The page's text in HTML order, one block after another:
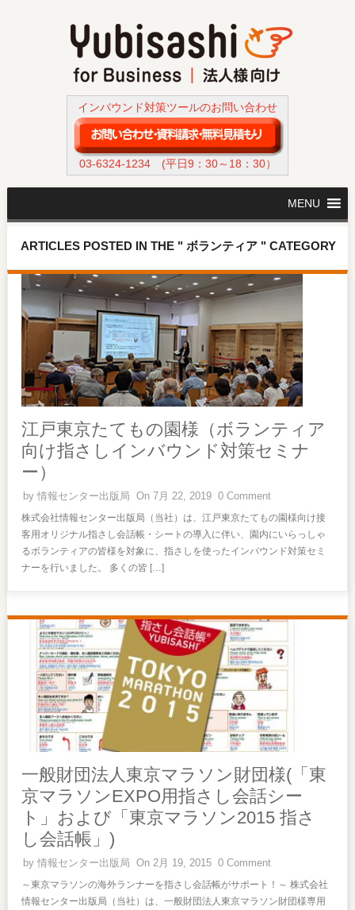
インバウンド対策ツールのお問い合わせ
03-6324-1234(平日9：30～18：30）
MENU
ARTICLES POSTED IN THE " ボランティア " CATEGORY
江戸東京たてもの園様（ボランティア
向け指さしインバウンド対策セミナ
ー）
by情報センター出版局 On 7月 22, 2019 0 Comment
株式会社情報センター出版局（当社）は、江戸東京たてもの園様向け接
客用オリジナル指さし会話帳・シートの導入に伴い、園内にいらっしゃ
るボランティアの皆様を対象に、指さしを使ったインバウンド対策セミ
ナーを行いました。 多くの皆 […]
一般財団法人東京マラソン財団様(「東
京マラソンEXPO用指さし会話シー
ト」および「東京マラソン2015 指さ
し会話帳」)
by情報センター出版局 On 2月 19, 2015 0 Comment
～東京マラソンの海外ランナーを指さし会話帳がサポート！～ 株式会社
情報センター出版局（当社）は、一般財団法人東京マラソン財団様専用